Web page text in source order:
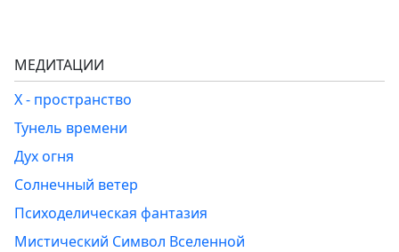
МЕДИТАЦИИ
Х - пространство
Тунель времени
Дух огня
Солнечный ветер
Психоделическая фантазия
Мистический Символ Вселенной